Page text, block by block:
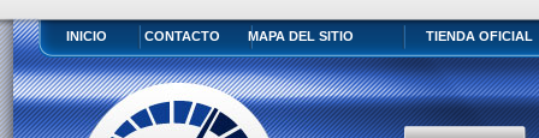
INICIO CONTACTO MAPA DEL SITIO TIENDA OFICIAL